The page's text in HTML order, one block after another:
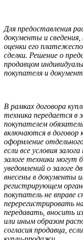
Для предоставления
документы и сведения,
оценки его
сделки. Решение о
продавцом
покупателя и
В рамках договора
техника передается в
покупателем
включаются в договор
оформление
если все условия
залоге техники могут
уведомлений о
внесены в документы
регистрирующем
покупатель не вправе
перерегистрировать
передавать, вносить
или иным образом
согласия продавца,